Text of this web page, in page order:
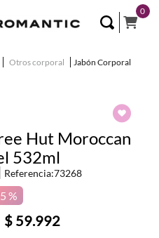
0
Otros corporal
Jabón Corporal
Hut Moroccan
532ml
Referencia:73268
%
$ 59.992